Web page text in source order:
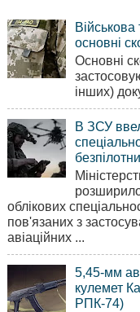
Військова
основні
Основні
інших)
В ЗСУ
облікових
пов'язаних з
авіаційних ...
5,45-мм
кулемет
РПК-74)